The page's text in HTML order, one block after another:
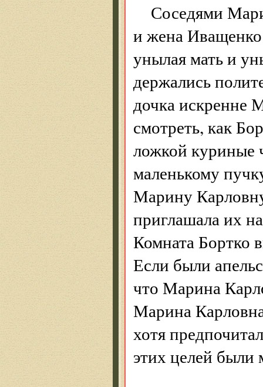
Соседями
и жена
унылая мать и
держались
дочка искренне
смотреть, как
ложкой куриные
маленькому
Марину
приглашала их
Комната Бортко
Если были
что Марина
Марина
хотя
этих целей